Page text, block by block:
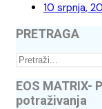
10 srpnja,
PRETRAGA
EOS MATRIX-
potraživanja